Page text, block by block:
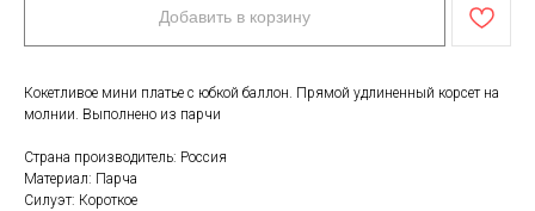
Добавить в корзину
Кокетливое мини платье с юбкой баллон. Прямой удлиненный корсет на
молнии. Выполнено из парчи
Страна производитель: Россия
Материал: Парча
Силуэт: Короткое